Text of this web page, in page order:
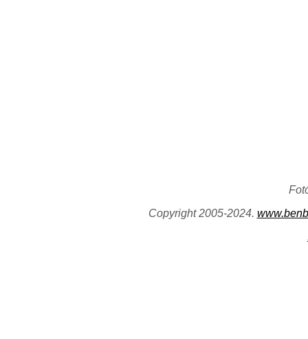
Copyright 2005-2024.